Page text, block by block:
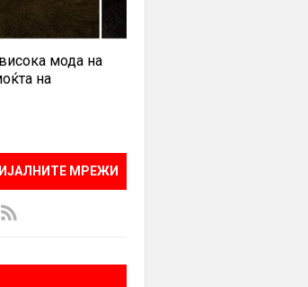
мода на
на
МРЕЖИ